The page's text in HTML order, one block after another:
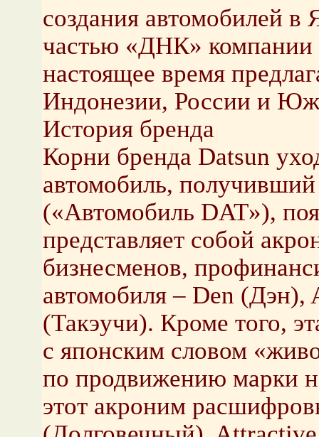
создания автомобилей в
частью «ДНК» компании
настоящее время
Индонезии, России и
История бренда
Корни бренда Datsun
автомобиль,
(«Автомобиль DAT»),
представляет собой
бизнесменов,
автомобиля – Den
(Такэучи). Кроме того,
с японским словом
по продвижению марки
этот акроним